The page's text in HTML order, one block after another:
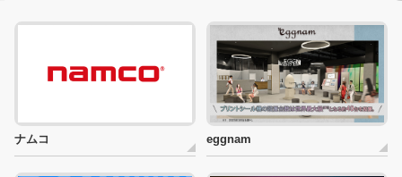
ナムコ eggnam